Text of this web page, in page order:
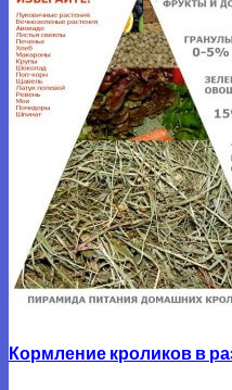
Кормление кроликов в